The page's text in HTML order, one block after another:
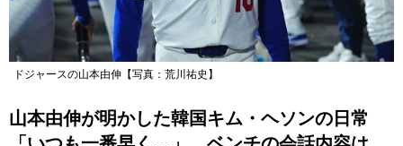
ドジャースの山本由伸【写真：荒川祐史】
山本由伸が明かした韓国キム・ヘソンの日常